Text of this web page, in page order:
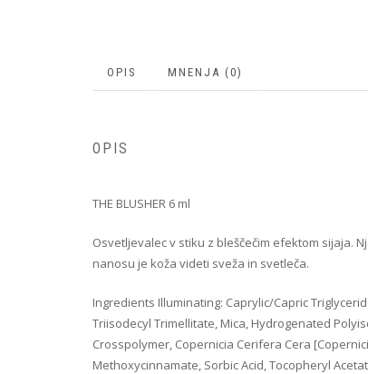
OPIS MNENJA (0)
OPIS
THE BLUSHER 6 ml
Osvetljevalec v stiku z bleščečim efektom sijaja.
nanosu je koža videti sveža in svetleča.
Ingredients Illuminating: Caprylic/Capric
Triisodecyl Trimellitate, Mica, Hydrogenated
Crosspolymer, Copernicia Cerifera Cera
Methoxycinnamate, Sorbic Acid, Tocopheryl